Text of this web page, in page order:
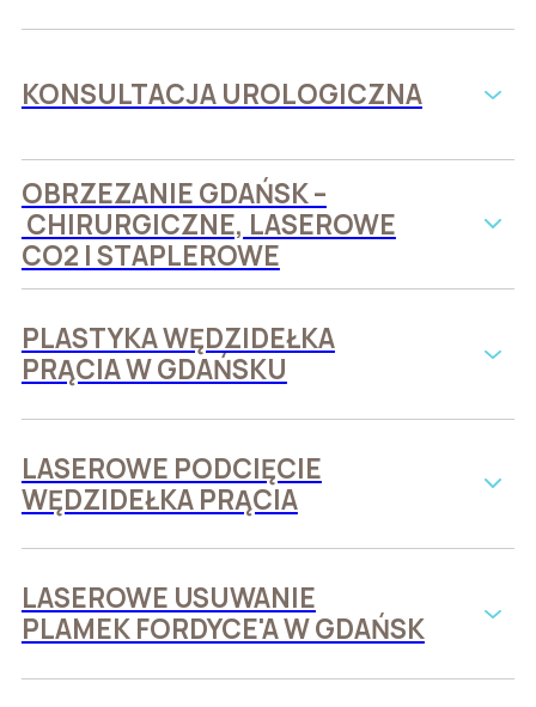
KONSULTACJA UROLOGICZNA
OBRZEZANIE GDAŃSK –
CHIRURGICZNE, LASEROWE
CO2 I STAPLEROWE
PLASTYKA WĘDZIDEŁKA
PRĄCIA W GDAŃSKU
LASEROWE PODCIĘCIE
WĘDZIDEŁKA PRĄCIA
LASEROWE USUWANIE
PLAMEK FORDYCE'A W GDAŃSK